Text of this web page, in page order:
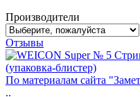
Производители
Отзывы
По материалам сайта
..